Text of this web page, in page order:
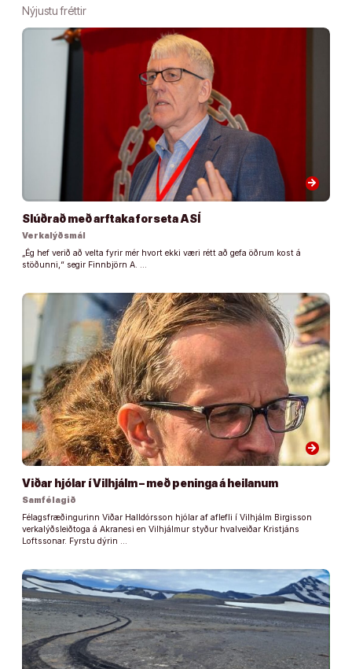
Nýjustu fréttir
arrow_forward
Slúðrað með arftaka forseta ASÍ
Verkalýðsmál
„Ég hef verið að velta fyrir mér hvort ekki væri rétt að gefa öðrum kost á
stöðunni,“ segir Finnbjörn A. …
arrow_forward
Viðar hjólar í Vilhjálm – með peninga á heilanum
Samfélagið
Félagsfræðingurinn Viðar Halldórsson hjólar af aflefli í Vilhjálm Birgisson
verkalýðsleiðtoga á Akranesi en Vilhjálmur styður hvalveiðar Kristjáns
Loftssonar. Fyrstu dýrin …